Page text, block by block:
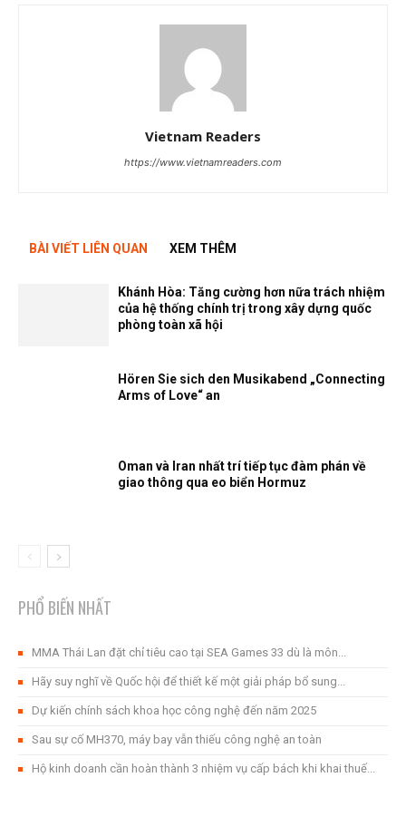
Vietnam Readers
https://www.vietnamreaders.com
BÀI VIẾT LIÊN QUAN XEM THÊM
Khánh Hòa: Tăng cường hơn nữa trách nhiệm
của hệ thống chính trị trong xây dựng quốc
phòng toàn xã hội
Hören Sie sich den Musikabend „Connecting
Arms of Love“ an
Oman và Iran nhất trí tiếp tục đàm phán về
giao thông qua eo biển Hormuz
PHỔ BIẾN NHẤT
MMA Thái Lan đặt chỉ tiêu cao tại SEA Games 33 dù là môn...
Hãy suy nghĩ về Quốc hội để thiết kế một giải pháp bổ sung...
Dự kiến ​​chính sách khoa học công nghệ đến năm 2025
Sau sự cố MH370, máy bay vẫn thiếu công nghệ an toàn
Hộ kinh doanh cần hoàn thành 3 nhiệm vụ cấp bách khi khai thuế...